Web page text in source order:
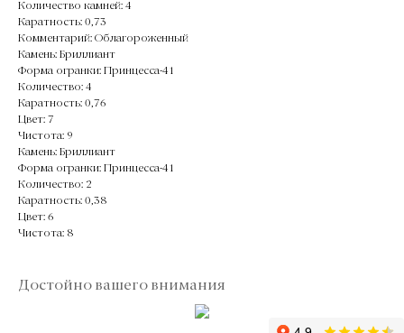
Количество камней: 4
Каратность: 0,73
Комментарий: Облагороженный
Камень: Бриллиант
Форма огранки: Принцесса-41
Количество: 4
Каратность: 0,76
Цвет: 7
Чистота: 9
Камень: Бриллиант
Форма огранки: Принцесса-41
Количество: 2
Каратность: 0,38
Цвет: 6
Чистота: 8
Достойно вашего внимания